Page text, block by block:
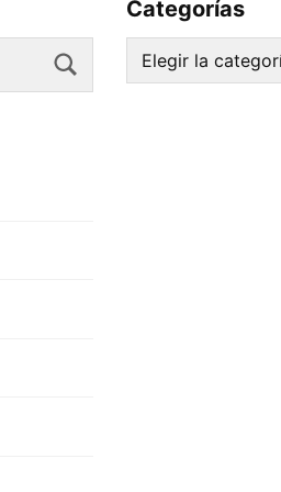
Categorías
Categorías